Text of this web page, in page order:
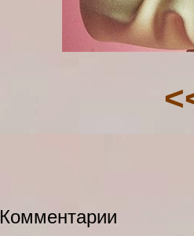
Комментарии